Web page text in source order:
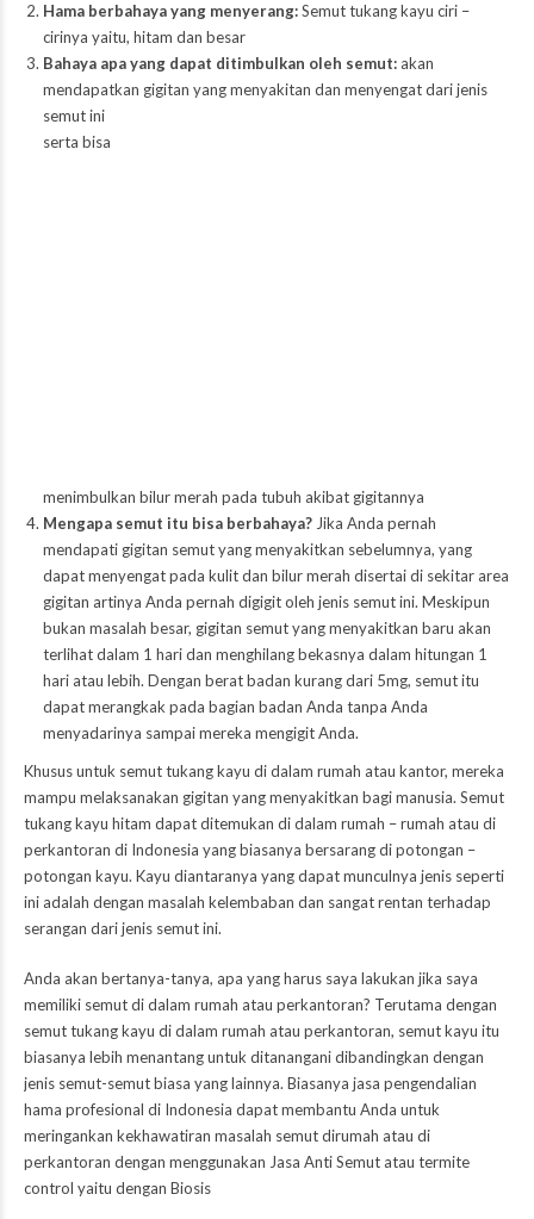
Hama berbahaya yang menyerang:Semut tukang kayu ciri –
cirinya yaitu, hitam dan besar
Bahaya apa yang dapat ditimbulkan oleh semut: akan
mendapatkan gigitan yang menyakitan dan menyengat dari jenis
semut ini
serta bisa
menimbulkan bilur merah pada tubuh akibat gigitannya
Mengapa semut itu bisa berbahaya? Jika Anda pernah
mendapati gigitan semut yang menyakitkan sebelumnya, yang
dapat menyengat pada kulit dan bilur merah disertai di sekitar area
gigitan artinya Anda pernah digigit oleh jenis semut ini. Meskipun
bukan masalah besar, gigitan semut yang menyakitkan baru akan
terlihat dalam 1 hari dan menghilang bekasnya dalam hitungan 1
hari atau lebih. Dengan berat badan kurang dari 5mg, semut itu
dapat merangkak pada bagian badan Anda tanpa Anda
menyadarinya sampai mereka mengigit Anda.
Khusus untuk semut tukang kayu di dalam rumah atau kantor, mereka
mampu melaksanakan gigitan yang menyakitkan bagi manusia. Semut
tukang kayu hitam dapat ditemukan di dalam rumah – rumah atau di
perkantoran di Indonesia yang biasanya bersarang di potongan –
potongan kayu. Kayu diantaranya yang dapat munculnya jenis seperti
ini adalah dengan masalah kelembaban dan sangat rentan terhadap
serangan dari jenis semut ini.
Anda akan bertanya-tanya, apa yang harus saya lakukan jika saya
memiliki semut di dalam rumah atau perkantoran? Terutama dengan
semut tukang kayu di dalam rumah atau perkantoran, semut kayu itu
biasanya lebih menantang untuk ditanangani dibandingkan dengan
jenis semut-semut biasa yang lainnya. Biasanya jasa pengendalian
hama profesional di Indonesia dapat membantu Anda untuk
meringankan kekhawatiran masalah semut dirumah atau di
perkantoran dengan menggunakan Jasa Anti Semut atau termite
control yaitu dengan Biosis